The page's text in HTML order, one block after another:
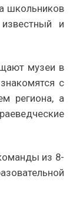
школьников
и
музеи в
с
региона, а
из 8-